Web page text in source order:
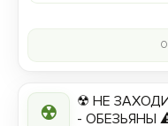
☢
☢ НЕ
- ОБЕЗЬЯНЫ